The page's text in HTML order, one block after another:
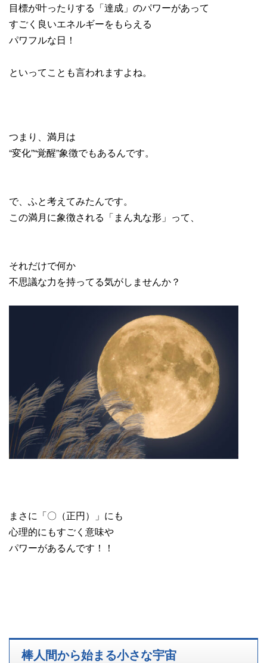
目標が叶ったりする「達成」のパワーがあって
すごく良いエネルギーをもらえる
パワフルな日！
といってことも言われますよね。
つまり、満月は
“変化”“覚醒”象徴でもあるんです。
で、ふと考えてみたんです。
この満月に象徴される「まん丸な形」って、
それだけで何か
不思議な力を持ってる気がしませんか？
まさに「〇（正円）」にも
心理的にもすごく意味や
パワーがあるんです！！
棒人間から始まる小さな宇宙